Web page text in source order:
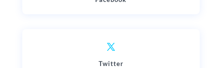
Twitter